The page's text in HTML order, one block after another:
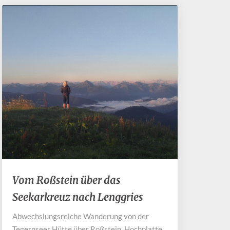
Vom
Roßstein
über
Seekarkreuz
Vom Roßstein über das
Seekarkreuz nach Lenggries
Abwechslungsreiche Wanderung von der